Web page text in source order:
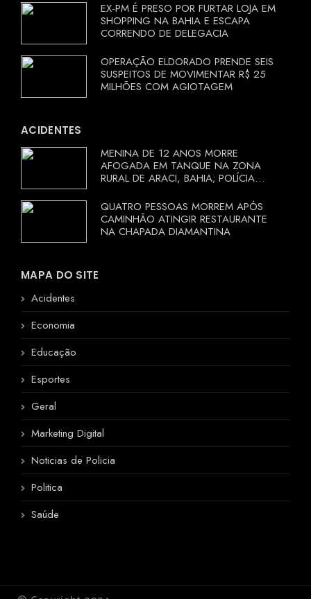
EX-PM É PRESO POR FURTAR LOJA EM
SHOPPING NA BAHIA E ESCAPA
CORRENDO DE DELEGACIA
OPERAÇÃO ELDORADO PRENDE SEIS
SUSPEITOS DE MOVIMENTAR R$ 25
MILHÕES COM AGIOTAGEM
ACIDENTES
MENINA DE 12 ANOS MORRE
AFOGADA EM TANQUE NA ZONA
RURAL DE ARACI, BAHIA; POLÍCIA
QUATRO PESSOAS MORREM APÓS
CAMINHÃO ATINGIR RESTAURANTE
NA CHAPADA DIAMANTINA
MAPA DO SITE
Acidentes
Economia
Educação
Esportes
Geral
Marketing Digital
Noticias de Policia
Politica
Saúde